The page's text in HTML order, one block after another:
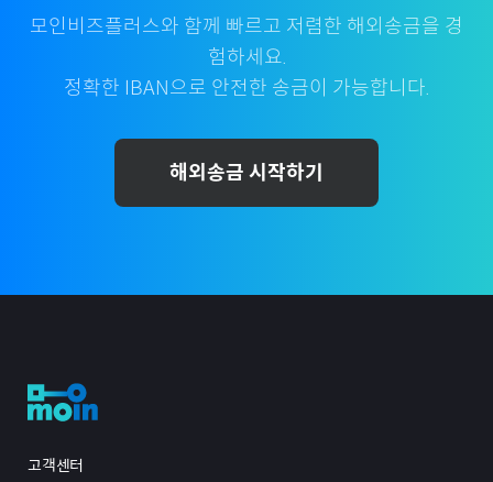
모인비즈플러스와 함께 빠르고 저렴한 해외송금을 경
험하세요.
정확한 IBAN으로 안전한 송금이 가능합니다.
해외송금 시작하기
고객센터